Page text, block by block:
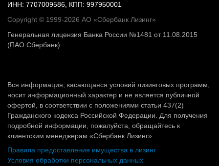
ИНН: 7707009586, КПП: 997950001
Copyright © 1999-2026 АО «Сбербанк Лизинг»
Генеральная лицензия Банка России №1481 от 11.08.2015
(ПАО Сбербанк)
Вся информация, касающаяся условий лизинговых программ,
носит информационный характер и не является публичной
офертой, в соответствии с положениями статьи 437(2)
Гражданского кодекса Российской Федерации. Для получения
подробной информации, пожалуйста, обращайтесь к
клиентским менеджерам «Сбербанк Лизинг».
Правила предоставления имущества в лизинг
Условия обработки персональных данных